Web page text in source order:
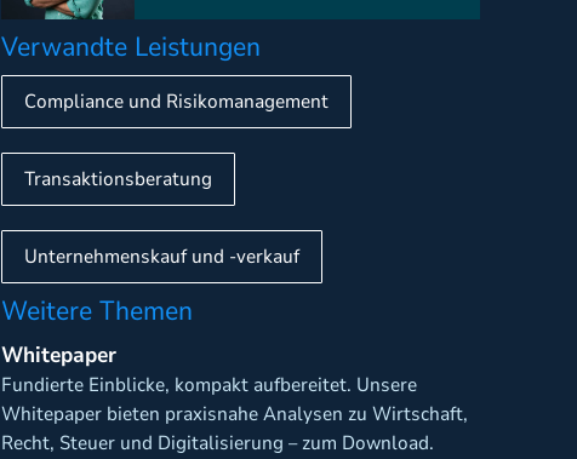
Verwandte Leistungen
Compliance und Risikomanagement
Transaktionsberatung
Unternehmenskauf und -verkauf
Weitere Themen
Whitepaper
Fundierte Einblicke, kompakt aufbereitet. Unsere
Whitepaper bieten praxisnahe Analysen zu Wirtschaft,
Recht, Steuer und Digitalisierung – zum Download.